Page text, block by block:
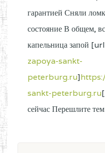
гарантией Сняли
состояние В общем,
капельница запой
zapoya-sankt-
peterburg.ru]
sankt-peterburg.ru
сейчас Перешлите